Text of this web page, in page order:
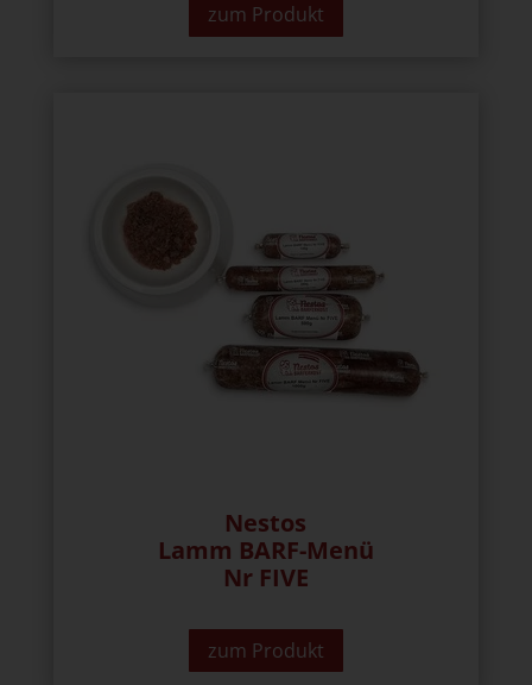
zum Produkt
Nestos
Lamm BARF-Menü
Nr FIVE
zum Produkt